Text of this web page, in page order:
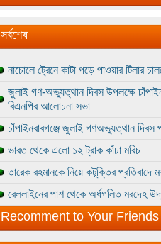
সর্বশেষ
নাচোলে ট্রেনে কাটা পড়ে পাওয়ার টিলার
জুলাই গণ-অভ্যুত্থান দিবস উপলক্ষে
বিএনপির আলোচনা সভা
চাঁপাইনবাবগঞ্জে জুলাই গণঅভ্যুত্থান দিবস
ভারত থেকে এলো ১২ ট্রাক কাঁচা মরিচ
তারেক রহমানকে নিয়ে কটূক্তির প্রতিবাদে
রেললাইনের পাশ থেকে অর্ধগলিত মরদেহ
Recomment to Your Friends